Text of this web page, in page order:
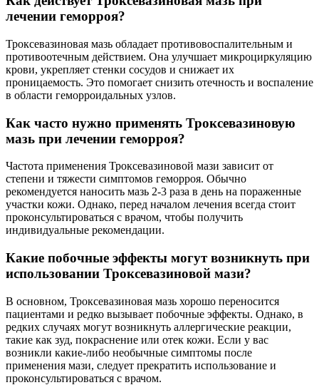
лечении геморроя?
Троксевазиновая мазь обладает противовоспалительным и
противоотечным действием. Она улучшает микроциркуляцию
крови, укрепляет стенки сосудов и снижает их
проницаемость. Это помогает снизить отечность и воспаление
в области геморроидальных узлов.
Как часто нужно применять Троксевазиновую
мазь при лечении геморроя?
Частота применения Троксевазиновой мази зависит от
степени и тяжести симптомов геморроя. Обычно
рекомендуется наносить мазь 2-3 раза в день на пораженные
участки кожи. Однако, перед началом лечения всегда стоит
проконсультироваться с врачом, чтобы получить
индивидуальные рекомендации.
Какие побочные эффекты могут возникнуть при
использовании Троксевазиновой мази?
В основном, Троксевазиновая мазь хорошо переносится
пациентами и редко вызывает побочные эффекты. Однако, в
редких случаях могут возникнуть аллергические реакции,
такие как зуд, покраснение или отек кожи. Если у вас
возникли какие-либо необычные симптомы после
применения мази, следует прекратить использование и
проконсультироваться с врачом.